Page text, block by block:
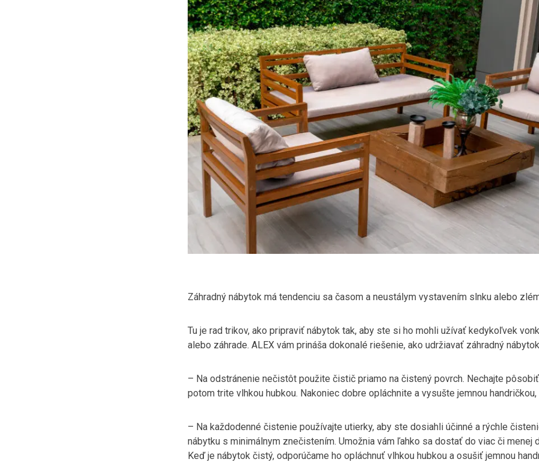
Záhradný nábytok má tendenciu sa časom a neustálym vystavením slnku alebo
Tu je rad trikov, ako pripraviť nábytok tak, aby ste si ho mohli užívať kedykoľvek
alebo záhrade. ALEX vám prináša dokonalé riešenie, ako udržiavať záhradný
– Na odstránenie nečistôt použite čistič priamo na čistený povrch. Nechajte
potom trite vlhkou hubkou. Nakoniec dobre opláchnite a vysušte jemnou
– Na každodenné čistenie používajte utierky, aby ste dosiahli účinné a rýchle
nábytku s minimálnym znečistením. Umožnia vám ľahko sa dostať do viac či menej
Keď je nábytok čistý, odporúčame ho opláchnuť vlhkou hubkou a osušiť jemnou